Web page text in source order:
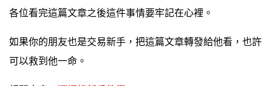
各位看完這篇文章之後這件事情要牢記在心裡。
如果你的朋友也是交易新手，把這篇文章轉發給他看，也許
可以救到他一命。